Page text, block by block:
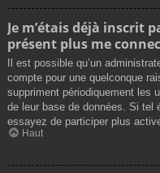
Je m’étais déjà inscrit
présent plus me
Il est possible qu’un
compte pour une quelconque
suppriment périodiquement les
de leur base de données. Si
essayez de participer plus
Haut